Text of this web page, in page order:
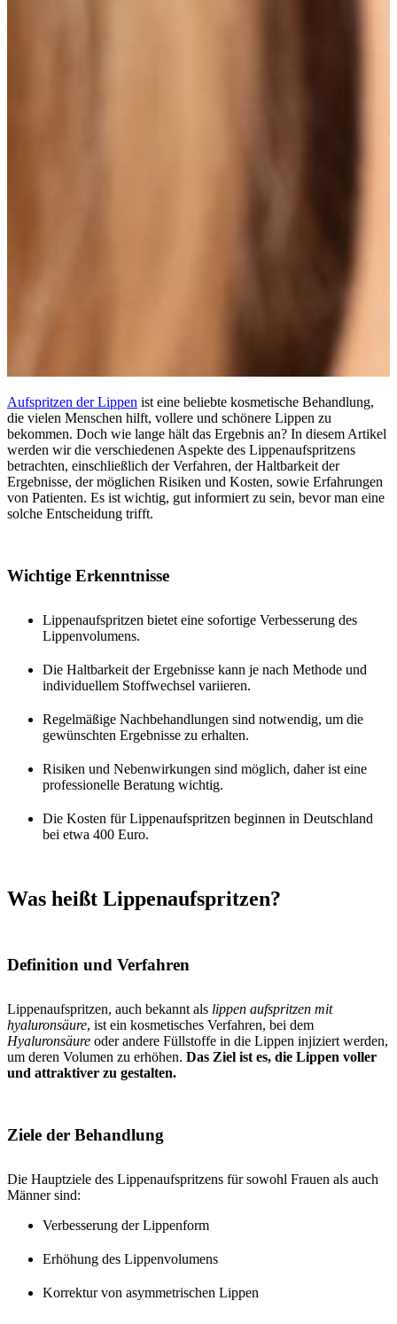
Aufspritzen der Lippen ist eine beliebte kosmetische Behandlung,
die vielen Menschen hilft, vollere und schönere Lippen zu
bekommen. Doch wie lange hält das Ergebnis an? In diesem Artikel
werden wir die verschiedenen Aspekte des Lippenaufspritzens
betrachten, einschließlich der Verfahren, der Haltbarkeit der
Ergebnisse, der möglichen Risiken und Kosten, sowie Erfahrungen
von Patienten. Es ist wichtig, gut informiert zu sein, bevor man eine
solche Entscheidung trifft.
Wichtige Erkenntnisse
Lippenaufspritzen bietet eine sofortige Verbesserung des
Lippenvolumens.
Die Haltbarkeit der Ergebnisse kann je nach Methode und
individuellem Stoffwechsel variieren.
Regelmäßige Nachbehandlungen sind notwendig, um die
gewünschten Ergebnisse zu erhalten.
Risiken und Nebenwirkungen sind möglich, daher ist eine
professionelle Beratung wichtig.
Die Kosten für Lippenaufspritzen beginnen in Deutschland
bei etwa 400 Euro.
Was heißt Lippenaufspritzen?
Definition und Verfahren
Lippenaufspritzen, auch bekannt als lippen aufspritzen mit
hyaluronsäure, ist ein kosmetisches Verfahren, bei dem
Hyaluronsäure oder andere Füllstoffe in die Lippen injiziert werden,
um deren Volumen zu erhöhen. Das Ziel ist es, die Lippen voller
und attraktiver zu gestalten.
Ziele der Behandlung
Die Hauptziele des Lippenaufspritzens für sowohl Frauen als auch
Männer sind:
Verbesserung der Lippenform
Erhöhung des Lippenvolumens
Korrektur von asymmetrischen Lippen